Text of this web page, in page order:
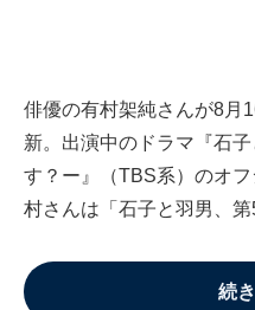
俳優の有村架純さんが8月
新。出演中のドラマ『石
す？ー』（TBS系）のオ
村さんは「石子と羽男、
続